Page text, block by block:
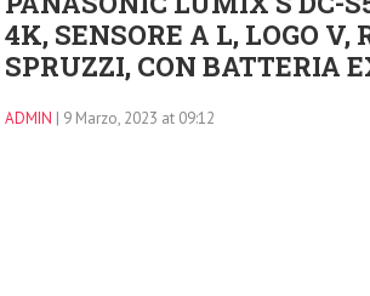
4K, SENSORE A L, LOGO
SPRUZZI, CON BATTERIA
ADMIN | 9 Marzo, 2023 at 09:12